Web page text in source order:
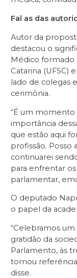
Fal as das
Autor da
destacou o
Médico formado
Catarina (UFSC)
lado de colegas
cerimônia.
“É um
importância
que estão aqui
profissão. Posso
continuarei
para enfrentar
parlamentar,
O deputado
o papel da
“Celebramos
gratidão da
Parlamento, às
tornou referência
disse.